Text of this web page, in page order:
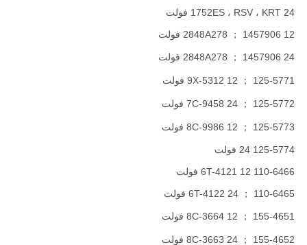
1752ES ، RSV ، KRT 24 فولت
2848A278 ； 1457906 12 فولت
2848A278 ； 1457906 24 فولت
125-5771 ； 9X-5312 12 فولت
125-5772 ； 7C-9458 24 فولت
125-5773 ； 8C-9986 12 فولت
125-5774 24 فولت
110-6466 6T-4121 12 فولت
110-6465 ； 6T-4122 24 فولت
155-4651 ； 8C-3664 12 فولت
155-4652 ； 8C-3663 24 فولت